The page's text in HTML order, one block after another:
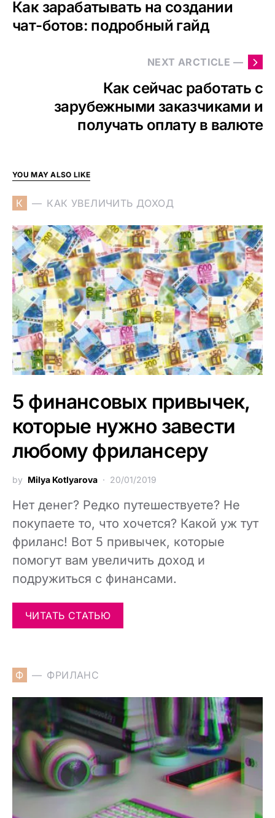
Как зарабатывать на создании
чат-ботов: подробный гайд
NEXT ARCTICLE —
Как сейчас работать с
зарубежными заказчиками и
получать оплату в валюте
YOU MAY ALSO LIKE
К КАК УВЕЛИЧИТЬ ДОХОД
5 финансовых привычек,
которые нужно завести
любому фрилансеру
by Milya Kotlyarova 20/01/2019
Нет денег? Редко путешествуете? Не
покупаете то, что хочется? Какой уж тут
фриланс! Вот 5 привычек, которые
помогут вам увеличить доход и
подружиться с финансами.
ЧИТАТЬ СТАТЬЮ
Ф ФРИЛАНС